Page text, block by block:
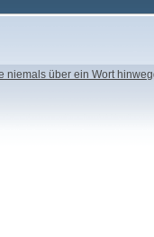
über ein Wort